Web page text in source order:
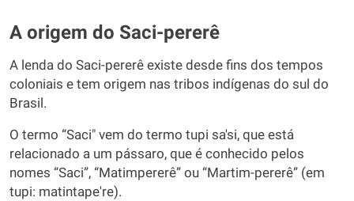
A origem do Saci-pererê
A lenda do Saci-pererê existe desde fins dos tempos
coloniais e tem origem nas tribos indígenas do sul do
Brasil.
O termo “Saci" vem do termo tupi sa'si, que está
relacionado a um pássaro, que é conhecido pelos
nomes “Saci”, “Matimpererê” ou “Martim-pererê” (em
tupi: matintape're).